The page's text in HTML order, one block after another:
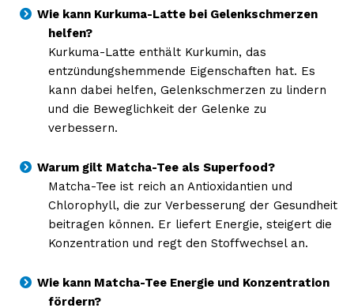
Wie kann Kurkuma-Latte bei Gelenkschmerzen
helfen?
Kurkuma-Latte enthält Kurkumin, das
entzündungshemmende Eigenschaften hat. Es
kann dabei helfen, Gelenkschmerzen zu lindern
und die Beweglichkeit der Gelenke zu
verbessern.
Warum gilt Matcha-Tee als Superfood?
Matcha-Tee ist reich an Antioxidantien und
Chlorophyll, die zur Verbesserung der Gesundheit
beitragen können. Er liefert Energie, steigert die
Konzentration und regt den Stoffwechsel an.
Wie kann Matcha-Tee Energie und Konzentration
fördern?